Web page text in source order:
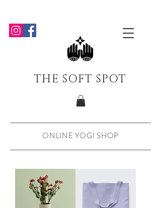
THE SOFT SPOT
ONLINE YOGI SHOP